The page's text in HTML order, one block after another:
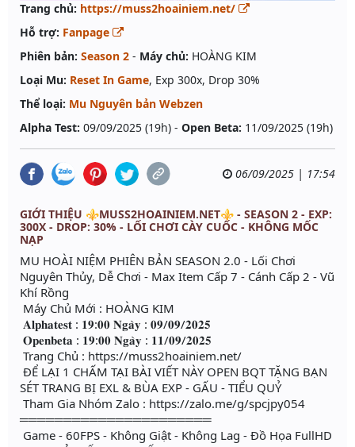
Trang chủ: https://muss2hoainiem.net/
Hỗ trợ: Fanpage
Phiên bản: Season 2 - Máy chủ: HOÀNG KIM
Loại Mu: Reset In Game, Exp 300x, Drop 30%
Thể loại: Mu Nguyên bản Webzen
Alpha Test: 09/09/2025 (19h) - Open Beta: 11/09/2025 (19h)
06/09/2025 | 17:54
GIỚI THIỆU ⚜️MUSS2HOAINIEM.NET⚜ - SEASON 2 - EXP:
300X - DROP: 30% - LỐI CHƠI CÀY CUỐC - KHÔNG MỐC
NẠP
MU HOÀI NIỆM PHIÊN BẢN SEASON 2.0 - Lối Chơi
Nguyên Thủy, Dễ Chơi - Max Item Cấp 7 - Cánh Cấp 2 - Vũ
Khí Rồng
Máy Chủ Mới : HOÀNG KIM
𝐀𝐥𝐩𝐡𝐚𝐭𝐞𝐬𝐭 : 𝟏𝟗:𝟎𝟎 𝐍𝐠𝐚̀𝐲 : 𝟎𝟗/𝟎𝟗/𝟐𝟎𝟐𝟓
𝐎𝐩𝐞𝐧𝐛𝐞𝐭𝐚 : 𝟏𝟗:𝟎𝟎 𝐍𝐠𝐚̀𝐲 : 𝟏𝟏/𝟎𝟗/𝟐𝟎𝟐𝟓
Trang Chủ : https://muss2hoainiem.net/
ĐỂ LẠI 1 CHẤM TẠI BÀI VIẾT NÀY OPEN BQT TẶNG BẠN
SÉT TRANG BỊ EXL & BÙA EXP - GẤU - TIỂU QUỶ
Tham Gia Nhóm Zalo : https://zalo.me/g/spcjpy054
══════════════════════
Game - 60FPS - Không Giật - Không Lag - Đồ Họa FullHD